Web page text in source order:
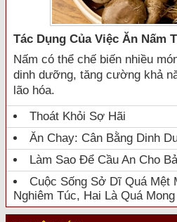
Tác Dụng Của Việc Ăn Nấm
Nấm có thể chế biến nhiều
dinh dưỡng, tăng cường khả
lão hóa.
Thoát Khỏi Sợ Hãi
Ăn Chay: Cân Bằng Dinh
Làm Sao Để Cầu An Cho
Cuộc Sống Sở Dĩ Quá Mệt
Nghiêm Túc, Hai Là Quá